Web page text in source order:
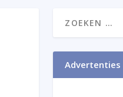
Advertenties